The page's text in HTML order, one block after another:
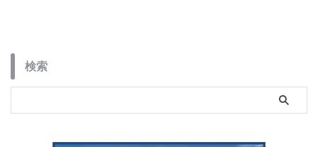
検索